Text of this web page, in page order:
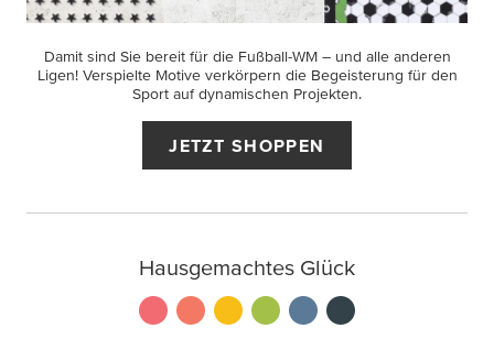
Damit sind Sie bereit für die Fußball-WM – und alle anderen
Ligen! Verspielte Motive verkörpern die Begeisterung für den
Sport auf dynamischen Projekten.
JETZT SHOPPEN
Hausgemachtes Glück